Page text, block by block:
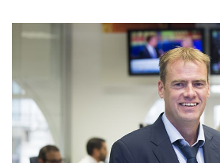
S
o
c